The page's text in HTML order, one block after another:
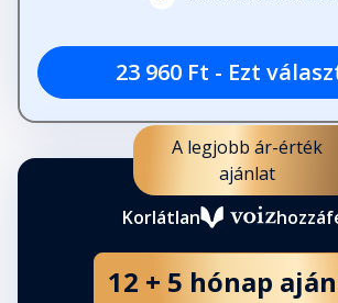
29. Munkács vára
30. Kuruc-e vagy labanc?
Fejezet hossza: 00:01:11
31. Rákóczi elbujdosik
Fejezet hossza: 00:03:46
23 960 Ft - Ezt
A legjobb ár-érték
ajánlat
Korlátlan
12 + 5 hónap